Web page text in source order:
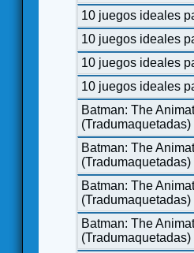
10 juegos ideales
10 juegos ideales
10 juegos ideales
10 juegos ideales
Batman: The
(Tradumaquetadas)
Batman: The
(Tradumaquetadas)
Batman: The
(Tradumaquetadas)
Batman: The
(Tradumaquetadas)